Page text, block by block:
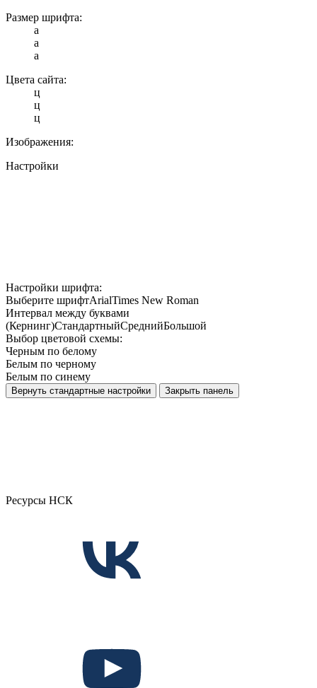
Размер шрифта:
a
a
a
Цвета сайта:
ц
ц
ц
Изображения:
Настройки
Настройки шрифта:
Выберите шрифтArialTimes New Roman
Интервал между буквами
(Кернинг)СтандартныйСреднийБольшой
Выбор цветовой схемы:
Черным по белому
Белым по черному
Белым по синему
Вернуть стандартные настройки Закрыть панель
Ресурсы НСК